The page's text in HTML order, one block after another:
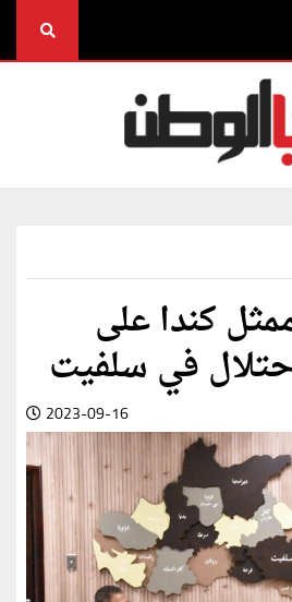
كندا على
في سلفيت
2023-09-16